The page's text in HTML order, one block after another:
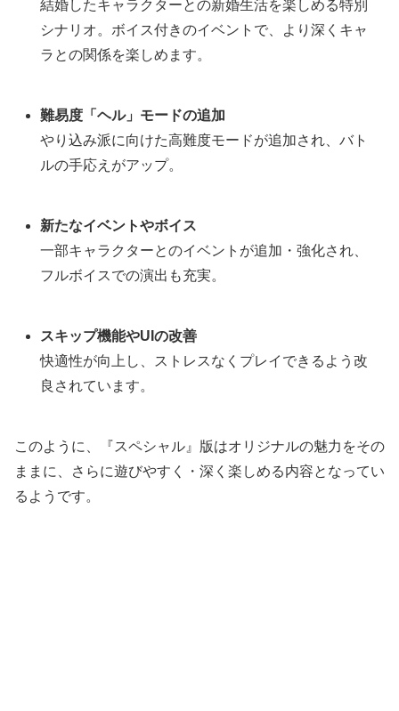
結婚したキャラクターとの新婚生活を楽しめる特別
シナリオ。ボイス付きのイベントで、より深くキャ
ラとの関係を楽しめます。
難易度「ヘル」モードの追加
やり込み派に向けた高難度モードが追加され、バト
ルの手応えがアップ。
新たなイベントやボイス
一部キャラクターとのイベントが追加・強化され、
フルボイスでの演出も充実。
スキップ機能やUIの改善
快適性が向上し、ストレスなくプレイできるよう改
良されています。
このように、『スペシャル』版はオリジナルの魅力をその
ままに、さらに遊びやすく・深く楽しめる内容となってい
るようです。